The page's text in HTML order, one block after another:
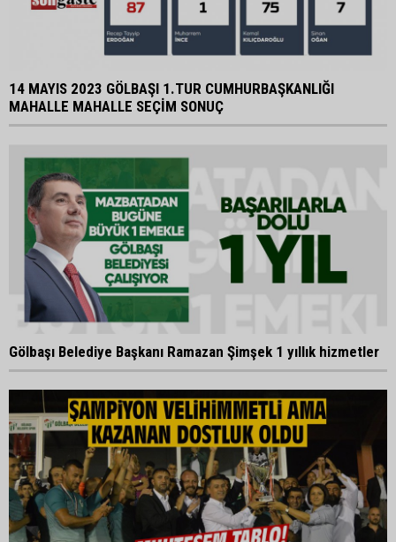
14 MAYIS 2023 GÖLBAŞI 1.TUR CUMHURBAŞKANLIĞI
MAHALLE MAHALLE SEÇİM SONUÇ
Gölbaşı Belediye Başkanı Ramazan Şimşek 1 yıllık hizmetler